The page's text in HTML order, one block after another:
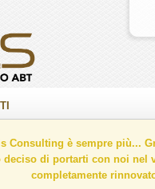
Consulting è sempre più...
deciso di portarti con noi nel
completamente